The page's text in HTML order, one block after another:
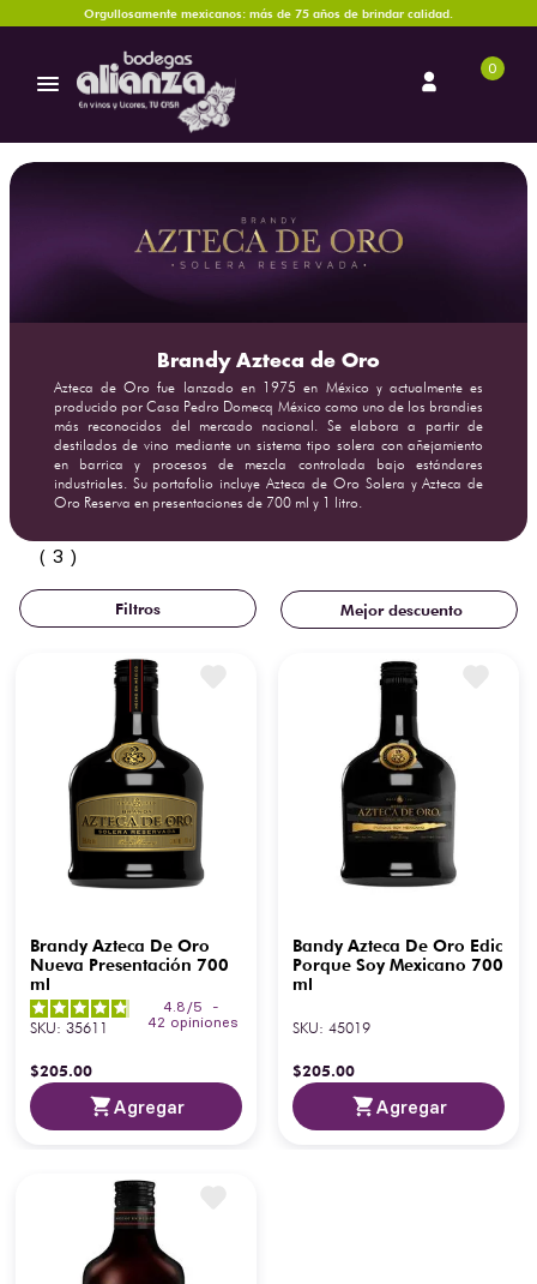
Orgullosamente mexicanos: más de 75 años de brindar calidad.
0
Brandy Azteca de Oro
Azteca de Oro fue lanzado en 1975 en México y actualmente es
producido por Casa Pedro Domecq México como uno de los brandies
más reconocidos del mercado nacional. Se elabora a partir de
destilados de vino mediante un sistema tipo solera con añejamiento
en barrica y procesos de mezcla controlada bajo estándares
industriales. Su portafolio incluye Azteca de Oro Solera y Azteca de
Oro Reserva en presentaciones de 700 ml y 1 litro.
3
Mejor descuento
Brandy Azteca De Oro
Nueva Presentación 700
ml
4.8 /5
-
42 opiniones
SKU: 35611
$205.00
Agregar
Bandy Azteca De Oro Edic
Porque Soy Mexicano 700
ml
SKU: 45019
$205.00
Agregar